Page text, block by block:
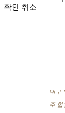
확인 취소
대구
주 합